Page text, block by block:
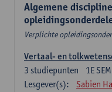
Algemene
Verplichte
Vertaal- en
1E SEM
3 studiepunten
Lesgever(s):
Sabien